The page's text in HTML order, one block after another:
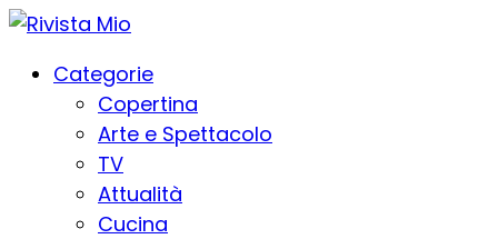
Categorie
Copertina
Arte e Spettacolo
TV
Attualità
Cucina